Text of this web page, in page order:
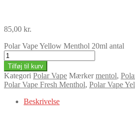
85,00 kr.
Polar Vape Yellow Menthol 20ml antal
Tilføj til kurv
Kategori Polar Vape Mærker mentol,
Polar Vape Fresh Menthol, Polar Vape
Beskrivelse